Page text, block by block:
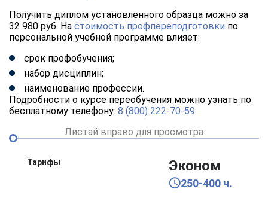
Получить диплом установленного образца можно за
32 980 руб. На стоимость профпереподготовки по
персональной учебной программе влияет:
срок профобучения;
набор дисциплин;
наименование профессии.
Подробности о курсе переобучения можно узнать по
бесплатному телефону: 8 (800) 222-70-59.
Листай вправо для просмотра
Тарифы Эконом
250-400 ч.